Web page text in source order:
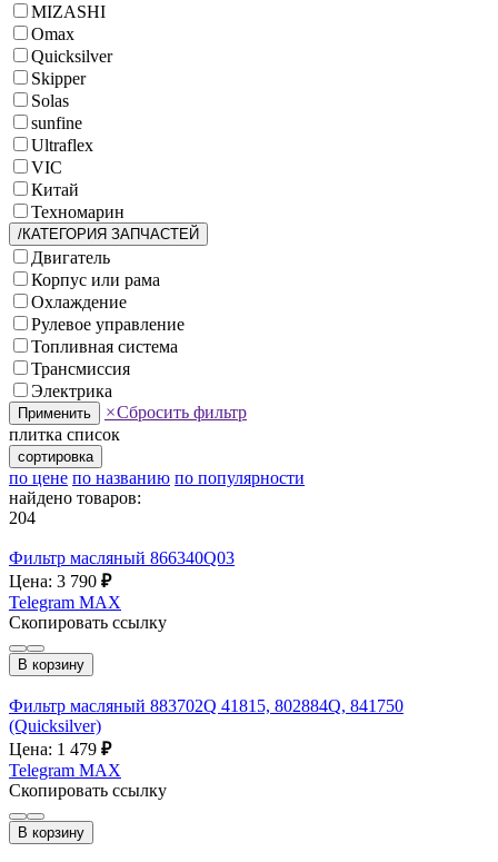
MIZASHI
Omax
Quicksilver
Skipper
Solas
sunfine
Ultraflex
VIC
Китай
Техномарин
/КАТЕГОРИЯ ЗАПЧАСТЕЙ
Двигатель
Корпус или рама
Охлаждение
Рулевое управление
Топливная система
Трансмиссия
Электрика
Применить ×Сбросить фильтр
плитка список
сортировка
по цене по названию по популярности
найдено товаров:
204
Фильтр масляный 866340Q03
Цена: 3 790 ₽
Telegram MAX
Скопировать ссылку
В корзину
Фильтр масляный 883702Q 41815, 802884Q, 841750
(Quicksilver)
Цена: 1 479 ₽
Telegram MAX
Скопировать ссылку
В корзину